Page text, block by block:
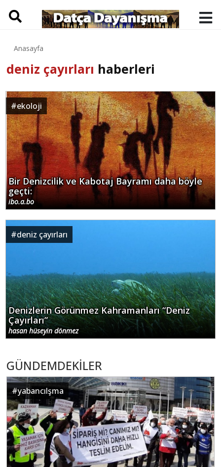
Anasayfa
deniz çayırları haberleri
#ekoloji
Bir Denizcilik ve Kabotaj Bayramı daha böyle
geçti:
ibo.a.bo
#deniz çayırları
Denizlerin Görünmez Kahramanları “Deniz
Çayırları”
hasan hüseyin dönmez
GÜNDEMDEKİLER
#yabancılşma